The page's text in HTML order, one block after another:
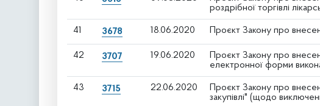
роздрібної торгівлі
41 3678 18.06.2020 Проєкт Закону про
42 3707 19.06.2020
Проєкт Закону про
електронної форми
43 3715 22.06.2020
Проєкт Закону про
закупівлі" (щодо